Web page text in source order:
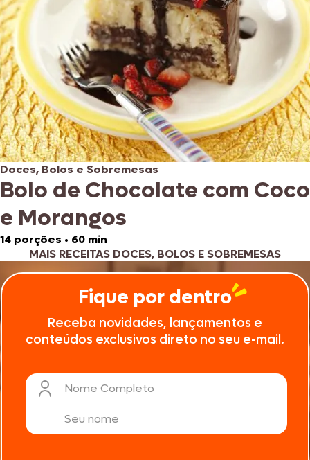
Doces, Bolos e Sobremesas
Bolo de Chocolate com Coco
e Morangos
14 porções • 60 min
MAIS RECEITAS DOCES, BOLOS E SOBREMESAS
Fique por dentro
Receba novidades, lançamentos e
conteúdos exclusivos direto no seu e-mail.
Nome Completo